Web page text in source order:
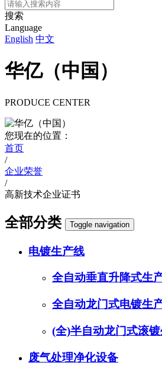
搜索
Language
English 中文
华亿（中国）
PRODUCE CENTER
您现在的位置：
首页
/
企业荣誉
/
高新技术企业证书
全部分类 Toggle navigation
电镀生产线
全自动垂直升降式生
全自动龙门式电镀生
(全)半自动龙门式滚
废气处理净化设备